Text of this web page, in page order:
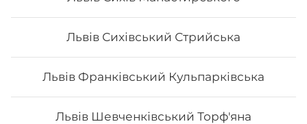
Львів Сихівський Стрийська
Львів Франківський Кульпарківська
Львів Шевченківський Торф'яна
sushi, то ви приємно здивуєтесь низькою ціною суші.
різноманітні страви, які готуються як з морських,
сума замовлення перевищує 600 гривень, замовлення
до 600 грн. – доставка 80 грн.